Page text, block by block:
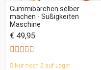
Gummibärchen selber
machen - Süßigkeiten
Maschine
€ 49,95
Nur noch 2 auf Lager